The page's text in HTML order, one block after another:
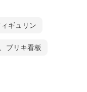
ィギュリン
ブリキ看板